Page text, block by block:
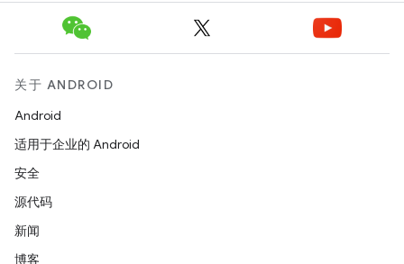
关于 ANDROID
Android
适用于企业的 Android
安全
源代码
新闻
博客